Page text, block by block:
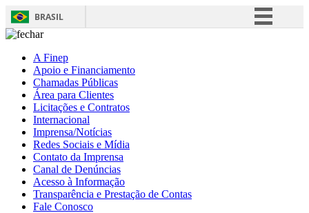
BRASIL
A Finep
Apoio e Financiamento
Chamadas Públicas
Área para Clientes
Licitações e Contratos
Internacional
Imprensa/Notícias
Redes Sociais e Mídia
Contato da Imprensa
Canal de Denúncias
Acesso à Informação
Transparência e Prestação de Contas
Fale Conosco